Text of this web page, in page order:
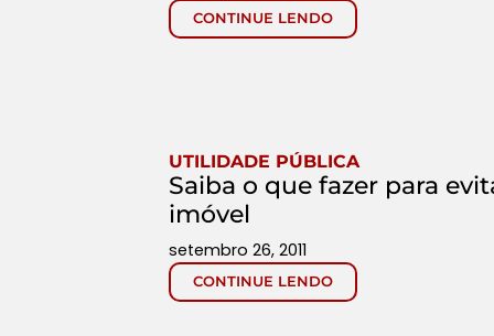
CONTINUE LENDO
UTILIDADE PÚBLICA
Saiba o que fazer para
imóvel
CONTINUE LENDO
setembro 26, 2011